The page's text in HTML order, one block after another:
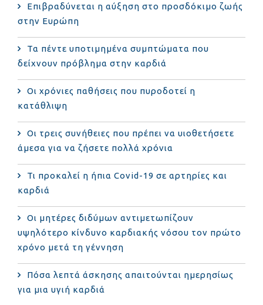
Επιβραδύνεται η αύξηση στο προσδόκιμο ζωής
στην Ευρώπη
Τα πέντε υποτιμημένα συμπτώματα που
δείχνουν πρόβλημα στην καρδιά
Οι χρόνιες παθήσεις που πυροδοτεί η
κατάθλιψη
Οι τρεις συνήθειες που πρέπει να υιοθετήσετε
άμεσα για να ζήσετε πολλά χρόνια
Τι προκαλεί η ήπια Covid-19 σε αρτηρίες και
καρδιά
Οι μητέρες διδύμων αντιμετωπίζουν
υψηλότερο κίνδυνο καρδιακής νόσου τον πρώτο
χρόνο μετά τη γέννηση
Πόσα λεπτά άσκησης απαιτούνται ημερησίως
για μια υγιή καρδιά